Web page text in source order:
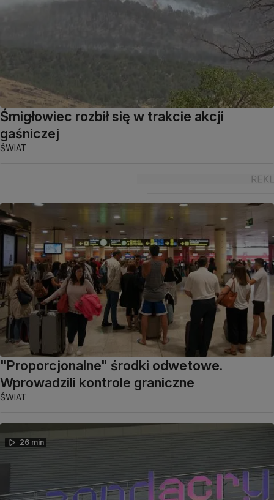
Śmigłowiec rozbił się w trakcie akcji
gaśniczej
ŚWIAT
"Proporcjonalne" środki odwetowe.
Wprowadzili kontrole graniczne
ŚWIAT
26 min